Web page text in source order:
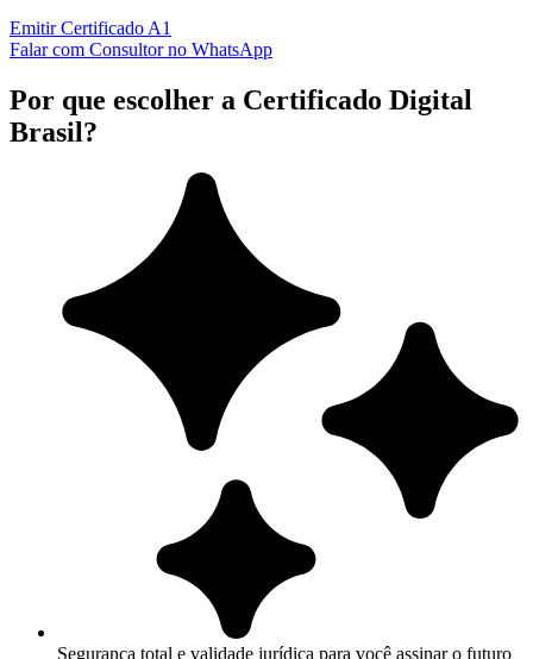
Emitir Certificado A1
Falar com Consultor no WhatsApp
Por que escolher a Certificado Digital
Brasil?
Segurança total e validade jurídica para você assinar o futuro